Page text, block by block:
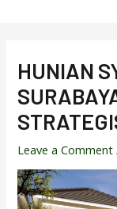
HUNIAN
Leave a Comment